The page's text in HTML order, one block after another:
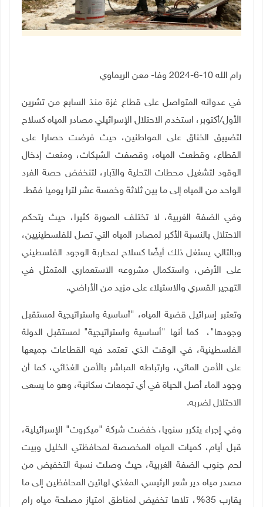
رام الله 10-6-2024 وفا- معن الريماوي
في عدوانه المتواصل على قطاع غزة منذ السابع من تشرين
الأول/أكتوبر، استخدم الاحتلال الإسرائيلي مصادر المياه كسلاح
لتضييق الخناق على المواطنين، حيث فرضت حصارا على
القطاع، وقطعت المياه، وقصفت الشبكات، ومنعت إدخال
الوقود لتشغيل محطات التحلية والآبار، لتنخفض حصة الفرد
الواحد من المياه إلى ما بين ثلاثة وخمسة عشر لترا يوميا فقط.
وفي الضفة الغربية، لا تختلف الصورة كثيرا، حيث يتحكم
الاحتلال بالنسبة الأكبر لمصادر المياه التي تصل للفلسطينيين،
وبالتالي يستغل ذلك أيضًا كسلاح لمحاربة الوجود الفلسطيني
على الأرض، واستكمال مشروعه الاستعماري المتمثل في
التهجير القسري والاستيلاء على مزيد من الأراضي.
وتعتبر إسرائيل قضية المياه، "أساسية واستراتيجية لمستقبل
وجودها"، كما أنها "أساسية واستراتيجية" لمستقبل الدولة
الفلسطينية، في الوقت الذي تعتمد فيه القطاعات جميعها
على الأمن المائي، وارتباطه المباشر بالأمن الغذائي، كما أن
وجود الماء أصل الحياة في أي تجمعات سكانية، وهو ما يسعى
الاحتلال لضربه.
وفي إجراء يتكرر سنويا، خفضت شركة "ميكروت" الإسرائيلية،
قبل أيام، كميات المياه المخصصة لمحافظتي الخليل وبيت
لحم جنوب الضفة الغربية، حيث وصلت نسبة التخفيض من
مصدر مياه دير شعر الرئيسي المغذي لهاتين المحافظين إلى ما
يقارب 35
% ، تلاها تخفيض لمناطق امتياز مصلحة مياه رام